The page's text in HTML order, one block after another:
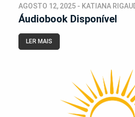
AGOSTO 12, 2025 - KATIANA
Áudiobook Disponível
LER MAIS